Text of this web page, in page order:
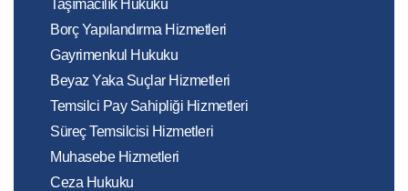
Taşımacılık Hukuku
Borç Yapılandırma Hizmetleri
Gayrimenkul Hukuku
Beyaz Yaka Suçlar Hizmetleri
Temsilci Pay Sahipliği Hizmetleri
Süreç Temsilcisi Hizmetleri
Muhasebe Hizmetleri
Ceza Hukuku